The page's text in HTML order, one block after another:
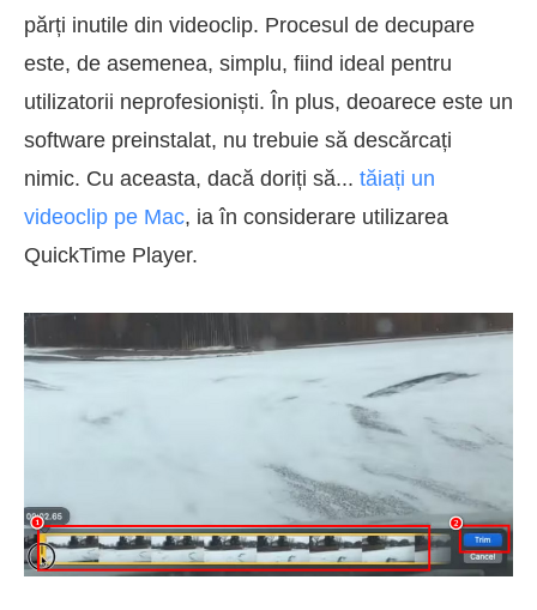
părți inutile din videoclip. Procesul de decupare
este, de asemenea, simplu, fiind ideal pentru
utilizatorii neprofesioniști. În plus, deoarece este un
software preinstalat, nu trebuie să descărcați
nimic. Cu aceasta, dacă doriți să... tăiați un
videoclip pe Mac, ia în considerare utilizarea
QuickTime Player.